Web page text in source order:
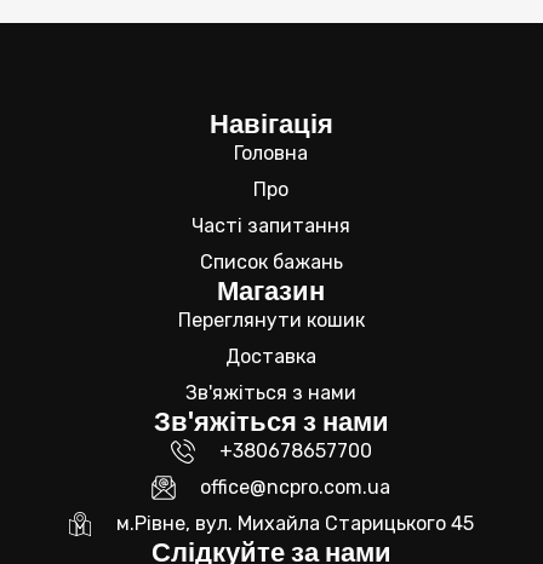
Навігація
Головна
Про
Часті запитання
Список бажань
Магазин
Переглянути кошик
Доставка
Зв'яжіться з нами
Зв'яжіться з нами
+380678657700
office@ncpro.com.ua
м.Рівне, вул. Михайла Старицького 45
Слідкуйте за нами